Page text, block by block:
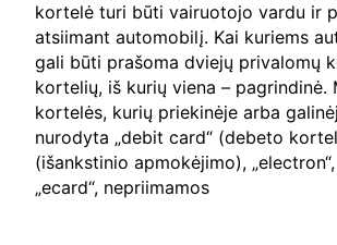
kortelė turi būti vairuotojo vardu ir
atsiimant automobilį. Kai kuriems
gali būti prašoma dviejų privalomų
kortelių, iš kurių viena – pagrindinė.
kortelės, kurių priekinėje arba
nurodyta „debit card“ (debeto
(išankstinio apmokėjimo), „electron“,
„ecard“, nepriimamos